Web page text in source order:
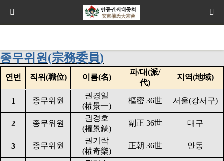
종무위원 (宗務委員)
연번 직위 (職位) 이름(名)
파/대(派/
代)
지역(地域)
1 종무위원
권경일
(權景一)
樞密 36世 서울(강서구)
2 종무위원
권경호
(權景鎬)
副正 36世 대구
3 종무위원
권기락
(權奇樂)
正朝 36世 안동